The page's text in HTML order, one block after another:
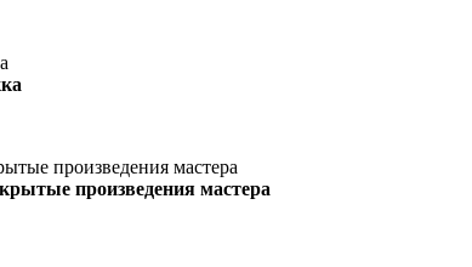
произведения мастера